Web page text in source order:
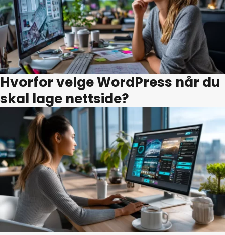
Hvorfor velge WordPress når du
skal lage nettside?